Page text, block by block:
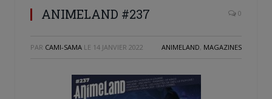
ANIMELAND #237 0
PAR CAMI-SAMA LE 14 JANVIER 2022 ANIMELAND, MAGAZINES